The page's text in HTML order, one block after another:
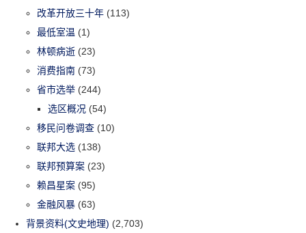
改革开放三十年 (113)
最低室温 (1)
林顿病逝 (23)
消费指南 (73)
省市选举 (244)
选区概况 (54)
移民问卷调查 (10)
联邦大选 (138)
联邦预算案 (23)
赖昌星案 (95)
金融风暴 (63)
背景资料(文史地理) (2,703)